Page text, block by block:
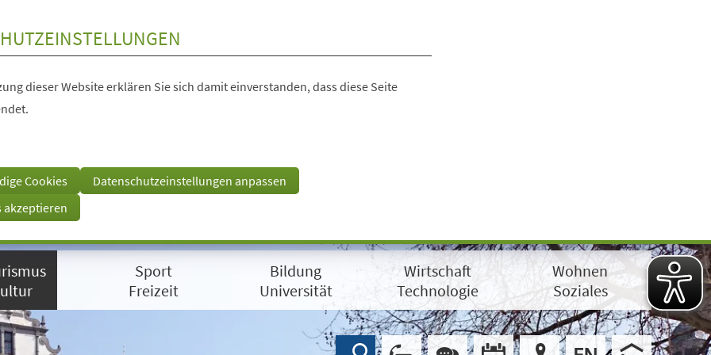
dieser Website erklären Sie sich damit einverstanden, dass diese Seite
Cookies
Datenschutzeinstellungen anpassen
akzeptieren
Sport
Freizeit
Bildung
Universität
Wirtschaft
Technologie
Wohnen
Soziales